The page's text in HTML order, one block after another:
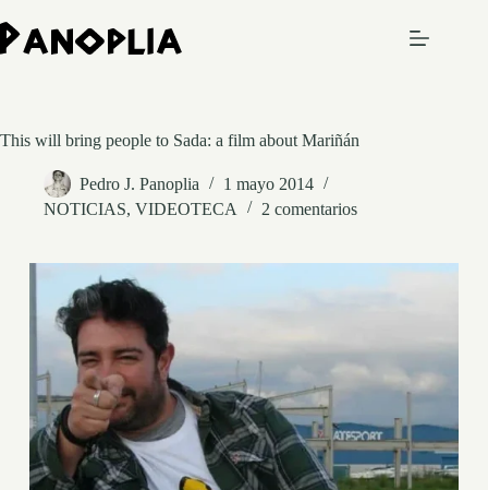
al
contenido
This will bring people to Sada: a film about Mariñán
Pedro J. Panoplia
1 mayo 2014
NOTICIAS, VIDEOTECA 2 comentarios